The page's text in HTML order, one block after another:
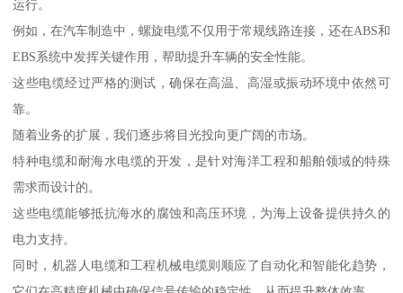
运行。
例如，在汽车制造中，螺旋电缆不仅用于常规线路连接，还在ABS和
EBS系统中发挥关键作用，帮助提升车辆的安全性能。
这些电缆经过严格的测试，确保在高温、高湿或振动环境中依然可
靠。
随着业务的扩展，我们逐步将目光投向更广阔的市场。
特种电缆和耐海水电缆的开发，是针对海洋工程和船舶领域的特殊
需求而设计的。
这些电缆能够抵抗海水的腐蚀和高压环境，为海上设备提供持久的
电力支持。
同时，机器人电缆和工程机械电缆则顺应了自动化和智能化趋势，